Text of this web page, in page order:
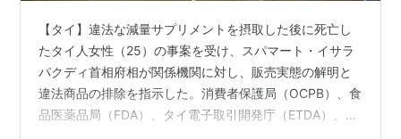
【タイ】違法な減量サプリメントを摂取した後に死亡し
たタイ人女性（25）の事案を受け、スパマート・イサラ
パクディ首相府相が関係機関に対し、販売実態の解明と
違法商品の排除を指示した。消費者保護局（OCPB）、食
品医薬品局（FDA）、タイ電子取引開発庁（ETDA）、警